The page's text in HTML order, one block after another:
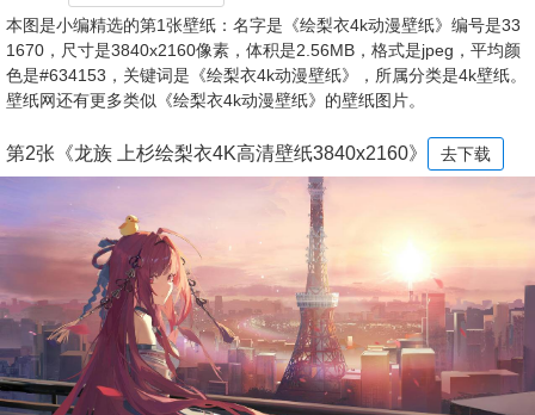
本图是小编精选的第1张壁纸：名字是《绘梨衣4k动漫壁纸》编号是33
1670，尺寸是3840x2160像素，体积是2.56MB，格式是jpeg，平均颜
色是#634153，关键词是《绘梨衣4k动漫壁纸》，所属分类是4k壁纸。
壁纸网还有更多类似《绘梨衣4k动漫壁纸》的壁纸图片。
第2张《龙族 上杉绘梨衣4K高清壁纸3840x2160》 去下载